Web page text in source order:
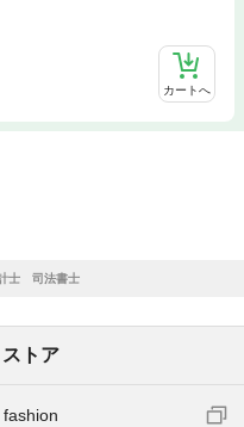
カートへ
士 司法書士
トア
fashion